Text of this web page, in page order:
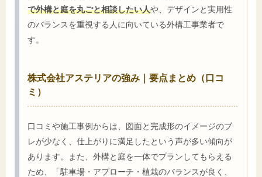
で外構と庭を丸ごと相談したい人や、デザインと実用性
のバランスを重視する人に向いている外構工事業者で
す。
株式会社アステリアの強み｜要点まとめ（口コ
ミ）
口コミや施工事例からは、図面と完成形のイメージのブ
レが少なく、仕上がりに満足したという声が多い傾向が
あります。また、外構と庭を一体でプランしてもらえる
ため、「駐車場・アプローチ・植栽のバランスが良く、